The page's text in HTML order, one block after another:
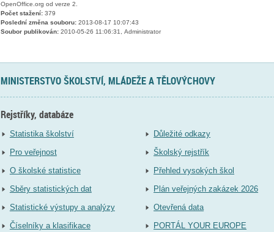
OpenOffice.org od verze 2.
Počet stažení:379
Poslední změna souboru:2013-08-17 10:07:43
Soubor publikován:2010-05-26 11:06:31, Administrator
MINISTERSTVO ŠKOLSTVÍ, MLÁDEŽE A TĚLOVÝCHOVY
Rejstříky, databáze
Statistika školství
Pro veřejnost
O školské statistice
Sběry statistických dat
Statistické výstupy a analýzy
Číselníky a klasifikace
Důležité odkazy
Školský rejstřík
Přehled vysokých škol
Plán veřejných zakázek 2026
Otevřená data
PORTÁL YOUR EUROPE